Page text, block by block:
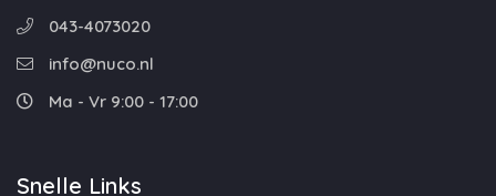
043-4073020
info@nuco.nl
Ma - Vr 9:00 - 17:00
Snelle Links